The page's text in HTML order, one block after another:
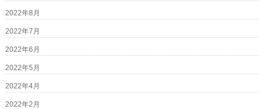
2022年8月
2022年7月
2022年6月
2022年5月
2022年4月
2022年2月